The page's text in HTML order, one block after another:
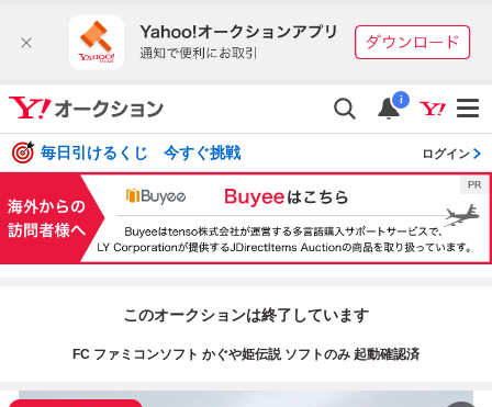
i
毎日引けるくじ 今すぐ挑戦 ログイン
このオークションは終了しています
FC ファミコンソフト かぐや姫伝説 ソフトのみ 起動確認済